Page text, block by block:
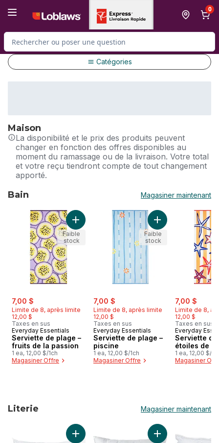
0
Rechercher des produits
Catégories
Maison
La disponibilité et le prix des produits peuvent
changer en fonction des offres disponibles au
moment du ramassage ou de la livraison. Votre total
et votre reçu tiendront compte de tout changement
apporté.
Bain Magasiner maintenant
sauter Bain
sale:
7,00 $
Limite de 8, après limite
12,00 $
Taxes en sus
Everyday Essentials
Serviette de plage –
fruits de la passion
1 ea, 12,00 $/1ch
Magasiner Offre
Ajouter Serviette de plage – fruits de la
Faible
stock
sale:
7,00 $
Limite de 8, après limite
12,00 $
Taxes en sus
Everyday Essentials
Serviette de plage –
piscine
1 ea, 12,00 $/1ch
Magasiner Offre
Ajouter Serviette
Faible
stock
sale:
7,00 $
Limite de 8,
12,00 $
Taxes en sus
Everyday
Serviette de
étoiles de
1 ea, 12,00 $/
Magasiner
Literie Magasiner maintenant
Ajouter Oreiller jumbo au panierAjouter Oreiller